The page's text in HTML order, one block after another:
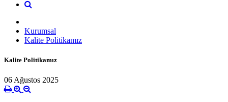
Kurumsal
Kalite Politikamız
Kalite Politikamız
06 Ağustos 2025